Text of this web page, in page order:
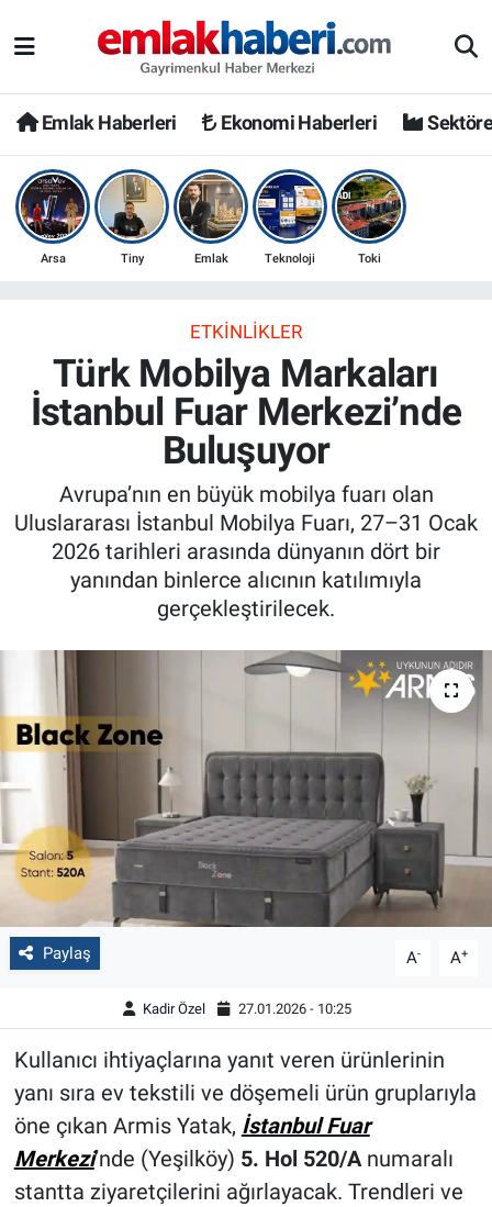
Emlak Haberleri Ekonomi Haberleri
Arsa Tiny Emlak Teknoloji Toki
ETKINLIKLER
Türk Mobilya Markaları
İstanbul Fuar Merkezi’nde
Buluşuyor
Avrupa’nın en büyük mobilya fuarı olan
Uluslararası İstanbul Mobilya Fuarı, 27–31 Ocak
2026 tarihleri arasında dünyanın dört bir
yanından binlerce alıcının katılımıyla
gerçekleştirilecek.
Paylaş A- A+
Kadir Özel 27.01.2026 - 10:25
Kullanıcı ihtiyaçlarına yanıt veren ürünlerinin
yanı sıra ev tekstili ve döşemeli ürün gruplarıyla
öne çıkan Armis Yatak, İstanbul Fuar
Merkezi’nde (Yeşilköy) 5. Hol 520/Anumaralı
stantta ziyaretçilerini ağırlayacak. Trendleri ve